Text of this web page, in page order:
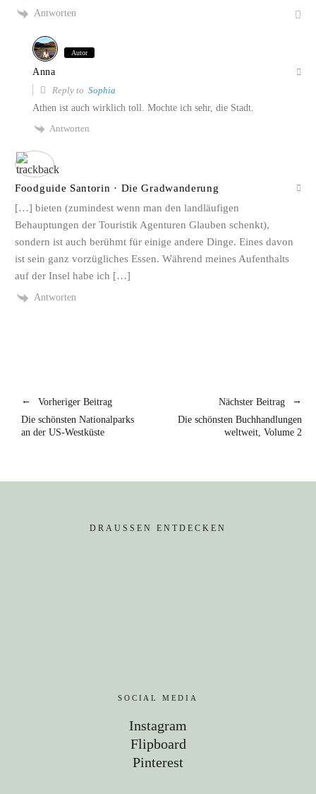
Antworten
Autor
Anna
Reply to Sophia
Athen ist auch wirklich toll. Mochte ich sehr, die Stadt.
Antworten
Foodguide Santorin · Die Gradwanderung
[…] bieten (zumindest wenn man den landläufigen
Behauptungen der Touristik Agenturen Glauben schenkt),
sondern ist auch berühmt für einige andere Dinge. Eines davon
ist sein ganz vorzügliches Essen. Während meines Aufenthalts
auf der Insel habe ich […]
Antworten
Vorheriger Beitrag
Die schönsten Nationalparks
an der US-Westküste
Nächster Beitrag
Die schönsten Buchhandlungen
weltweit, Volume 2
DRAUSSEN ENTDECKEN
SOCIAL MEDIA
Instagram
Flipboard
Pinterest